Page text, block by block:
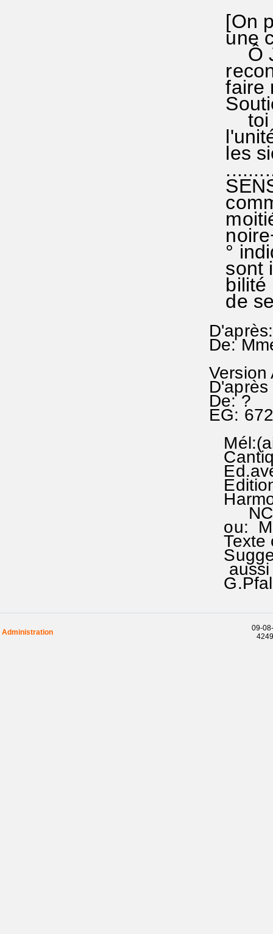
[On
une
Ô
faire
toi
les
°
sont
bilité
de
De:
Version
D'après
De: ?
EG:
ou:
Texte
aussi
Administration
09-